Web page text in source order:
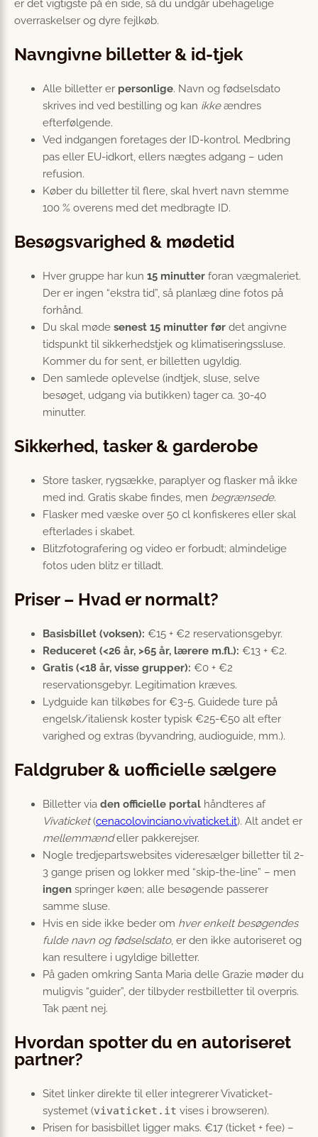
er det vigtigste på én side, så du undgår ubehagelige
overraskelser og dyre fejlkøb.
Navngivne billetter & id-tjek
Alle billetter er personlige. Navn og fødselsdato
skrives ind ved bestilling og kan ikkeændres
efterfølgende.
Ved indgangen foretages der ID-kontrol. Medbring
pas eller EU-idkort, ellers nægtes adgang – uden
refusion.
Køber du billetter til flere, skal hvert navn stemme
100 % overens med det medbragte ID.
Besøgsvarighed & mødetid
Hver gruppe har kun 15 minutter foran vægmaleriet.
Der er ingen “ekstra tid”, så planlæg dine fotos på
forhånd.
Du skal møde senest 15 minutter før det angivne
tidspunkt til sikkerhedstjek og klimatiseringssluse.
Kommer du for sent, er billetten ugyldig.
Den samlede oplevelse (indtjek, sluse, selve
besøget, udgang via butikken) tager ca. 30-40
minutter.
Sikkerhed, tasker & garderobe
Store tasker, rygsække, paraplyer og flasker må ikke
med ind. Gratis skabe findes, men begrænsede.
Flasker med væske over 50 cl konfiskeres eller skal
efterlades i skabet.
Blitzfotografering og video er forbudt; almindelige
fotos uden blitz er tilladt.
Priser – Hvad er normalt?
Basisbillet (voksen): €15 + €2 reservationsgebyr.
Reduceret (<26 år, >65 år, lærere m.fl.): €13 + €2.
Gratis (<18 år, visse grupper): €0 + €2
reservationsgebyr. Legitimation kræves.
Lydguide kan tilkøbes for €3-5. Guidede ture på
engelsk/italiensk koster typisk €25-€50 alt efter
varighed og extras (byvandring, audioguide, mm.).
Faldgruber & uofficielle sælgere
Billetter via den officielle portal håndteres af
Vivaticket(cenacolovinciano.vivaticket.it). Alt andet er
mellemmændeller pakkerejser.
Nogle tredjepartswebsites videresælger billetter til 2-
3 gange prisen og lokker med “skip-the-line” – men
ingen springer køen; alle besøgende passerer
samme sluse.
Hvis en side ikke beder om hver enkelt besøgendes
fulde navn og fødselsdato, er den ikke autoriseret og
kan resultere i ugyldige billetter.
På gaden omkring Santa Maria delle Grazie møder du
muligvis “guider”, der tilbyder restbilletter til overpris.
Tak pænt nej.
Hvordan spotter du en autoriseret
partner?
Sitet linker direkte til eller integrerer Vivaticket-
systemet (vivaticket.it vises i browseren).
Prisen for basisbillet ligger maks. €17 (ticket + fee) –